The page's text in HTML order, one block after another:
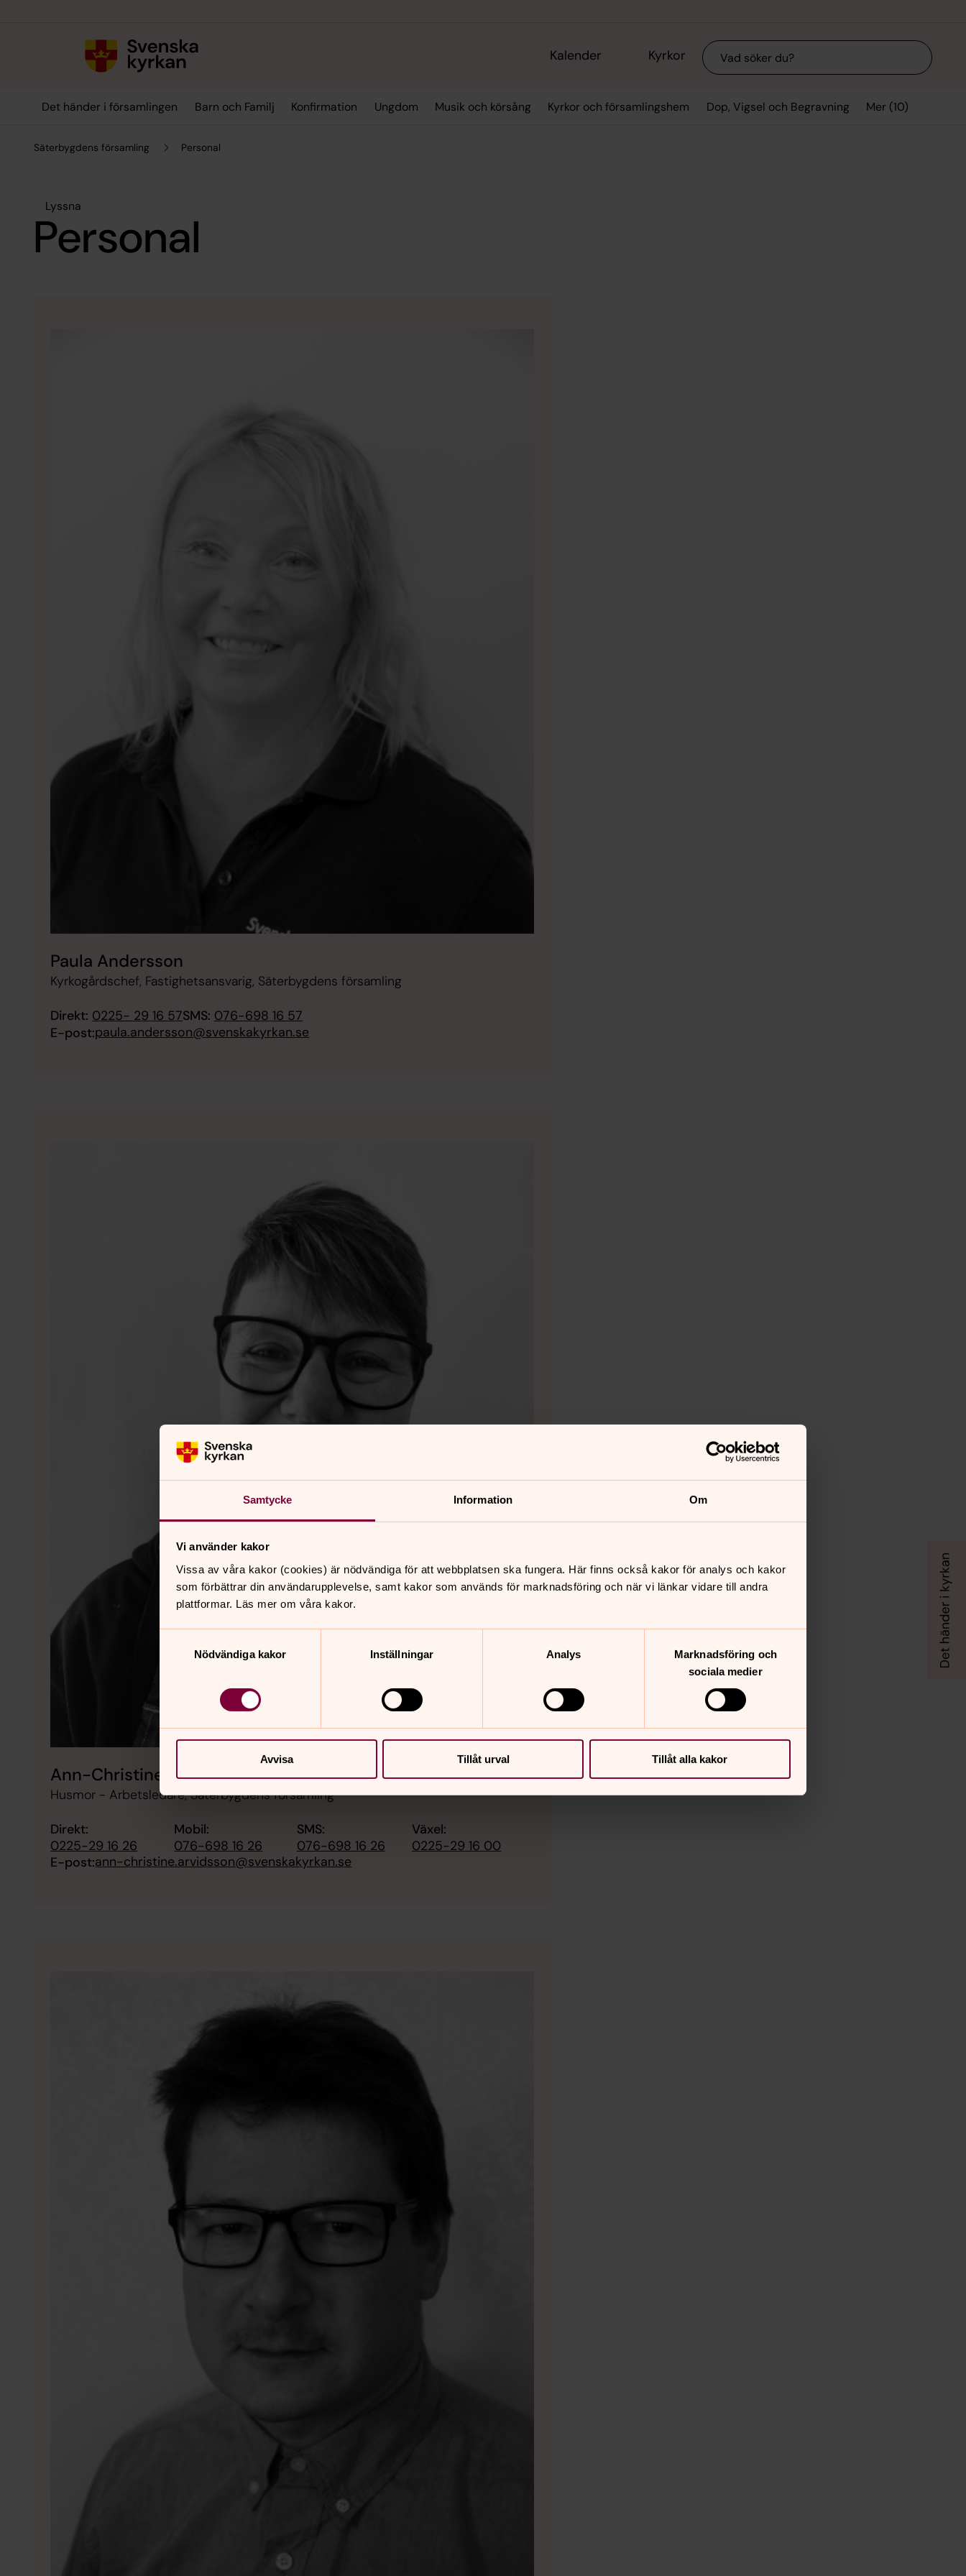
Samtycke Information Om
Vi använder kakor
Vissa av våra kakor (cookies) är nödvändiga för att webbplatsen ska fungera. Här finns också kakor för analys och kakor
som förbättrar din användarupplevelse, samt kakor som används för marknadsföring och när vi länkar vidare till andra
plattformar. Läs mer om våra kakor.
Nödvändiga kakor
Inställningar Analys
Marknadsföring och
sociala medier
Avvisa Tillåt urval Tillåt alla kakor
Kalender Kyrkor Sök
Det händer i församlingen Barn och Familj Konfirmation Ungdom Musik och körsång Kyrkor och församlingshem Dop, Vigsel och Begravning Mer (10)
Säterbygdens församling Personal
Lyssna
Personal
Paula Andersson
Kyrkogårdschef, Fastighetsansvarig, Säterbygdens församling
Direkt: 0225- 29 16 57SMS: 076-698 16 57
E-post:paula.andersson@svenskakyrkan.se
Ann-Christine Arvidsson
Husmor - Arbetsledare, Säterbygdens församling
Direkt:
0225-29 16 26
Mobil:
076-698 16 26
SMS:
076-698 16 26
Växel:
0225-29 16 00
E-post:ann-christine.arvidsson@svenskakyrkan.se